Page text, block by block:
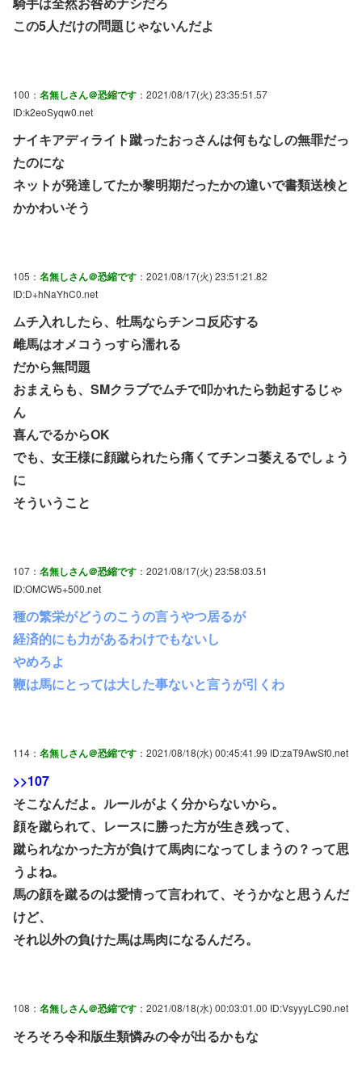
この5人だけの問題じゃないんだよ
100： 名無しさん＠恐縮です ：2021/08/17(火) 23:35:51.57
ID:k2eoSyqw0.net
ナイキアディライト蹴ったおっさんは何もなしの無罪だっ
たのにな
ネットが発達してたか黎明期だったかの違いで書類送検と
かかわいそう
105： 名無しさん＠恐縮です ：2021/08/17(火) 23:51:21.82
ID:D+hNaYhC0.net
ムチ入れしたら、牡馬ならチンコ反応する
雌馬はオメコうっすら濡れる
だから無問題
おまえらも、SMクラブでムチで叩かれたら勃起するじゃ
ん
喜んでるからOK
でも、女王様に顔蹴られたら痛くてチンコ萎えるでしょう
に
そういうこと
107： 名無しさん＠恐縮です ：2021/08/17(火) 23:58:03.51
ID:OMCW5+500.net
種の繁栄がどうのこうの言うやつ居るが
経済的にも力があるわけでもないし
やめろよ
鞭は馬にとっては大した事ないと言うが引くわ
114： 名無しさん＠恐縮です ：2021/08/18(水) 00:45:41.99 ID:zaT9AwSf0.net
>>107
そこなんだよ。ルールがよく分からないから。
顔を蹴られて、レースに勝った方が生き残って、
蹴られなかった方が負けて馬肉になってしまうの？って思
うよね。
馬の顔を蹴るのは愛情って言われて、そうかなと思うんだ
けど、
それ以外の負けた馬は馬肉になるんだろ。
108： 名無しさん＠恐縮です ：2021/08/18(水) 00:03:01.00 ID:VsyyyLC90.net
そろそろ令和版生類憐みの令が出るかもな